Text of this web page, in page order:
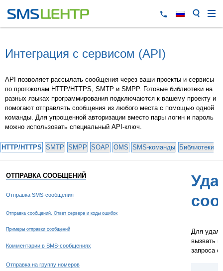
Интеграция с сервисом (API)
API позволяет рассылать сообщения через ваши проекты и сервисы
по протоколам HTTP/HTTPS, SMTP и SMPP. Готовые библиотеки на
разных языках программирования подключаются к вашему проекту и
помогают отправлять сообщения из любого места с помощью одной
команды. Для упрощенной авторизации вместо пары логин и пароль
можно использовать специальный API-ключ.
HTTP/HTTPS SMTP SMPP SOAP OMS SMS-команды Библиотеки
ОТПРАВКА СООБЩЕНИЙ
Отправка SMS-сообщения
Отправка сообщений. Ответ сервера и коды ошибок
Примеры отправки сообщений
Комментарии в SMS-сообщениях
Отправка на группу номеров
Для
вызвать
запроса